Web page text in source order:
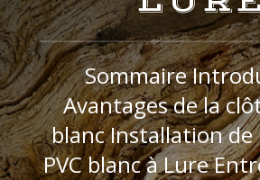
Sommaire
Avantages de la
blanc Installation
PVC blanc à Lure